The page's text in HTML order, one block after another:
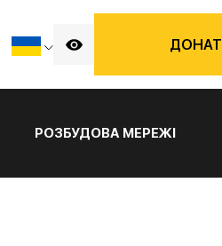
ДОНАТ
РОЗБУДОВА МЕРЕЖІ